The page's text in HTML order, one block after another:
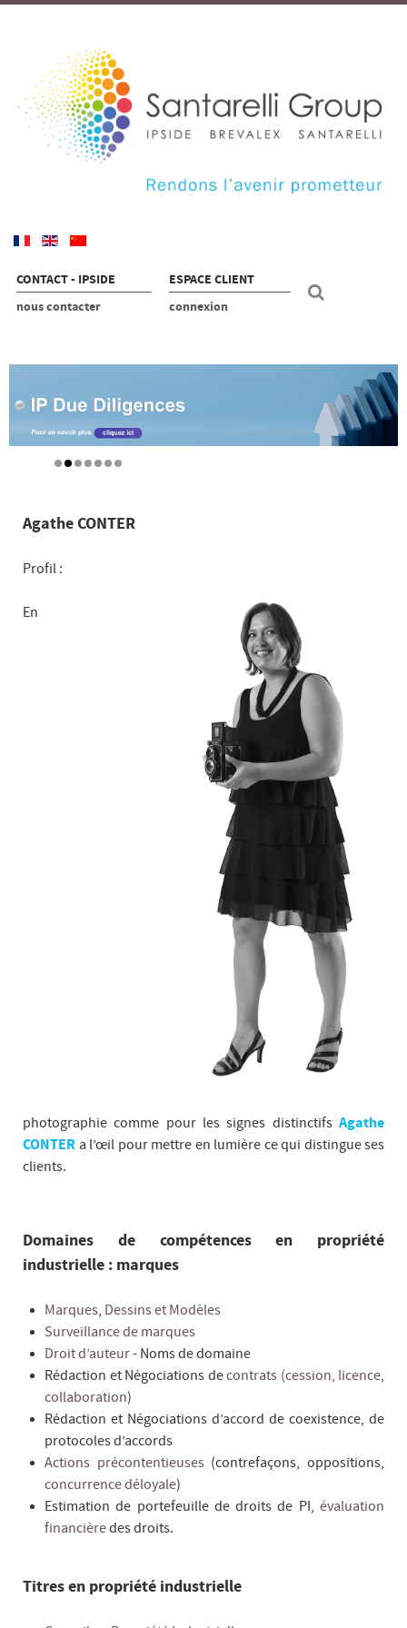
CONTACT - IPSIDE
nous contacter
ESPACE CLIENT
connexion
Agathe CONTER
Profil :
En
photographie comme pour les signes distinctifs Agathe
CONTER a l’œil pour mettre en lumière ce qui distingue ses
clients.
Domaines de compétences en propriété
industrielle : marques
Marques, Dessins et Modèles
Surveillance de marques
Droit d’auteur- Noms de domaine
Rédaction et Négociations decontrats (cession, licence,
collaboration)
Rédaction et Négociations d’accord de coexistence, de
protocoles d’accords
Actions précontentieuses(contrefaçons, oppositions,
concurrence déloyale)
Estimation de portefeuille de droits de PI, évaluation
financièredes droits.
Titres en propriété industrielle